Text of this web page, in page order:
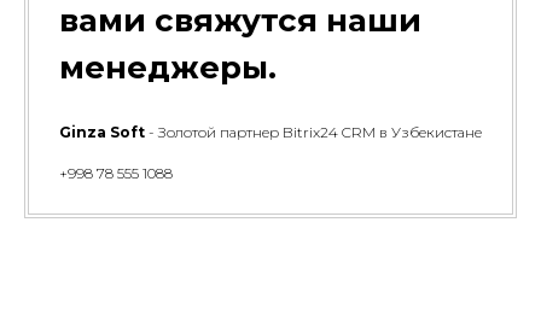
вами свяжутся наши
менеджеры.
Ginza Soft - Золотой партнер Bitrix24 CRM в Узбекистане
+998 78 555 1088